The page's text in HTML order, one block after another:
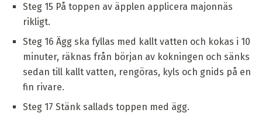
Steg 15 På toppen av äpplen applicera majonnäs
rikligt.
Steg 16 Ägg ska fyllas med kallt vatten och kokas i 10
minuter, räknas från början av kokningen och sänks
sedan till kallt vatten, rengöras, kyls och gnids på en
fin rivare.
Steg 17 Stänk sallads toppen med ägg.